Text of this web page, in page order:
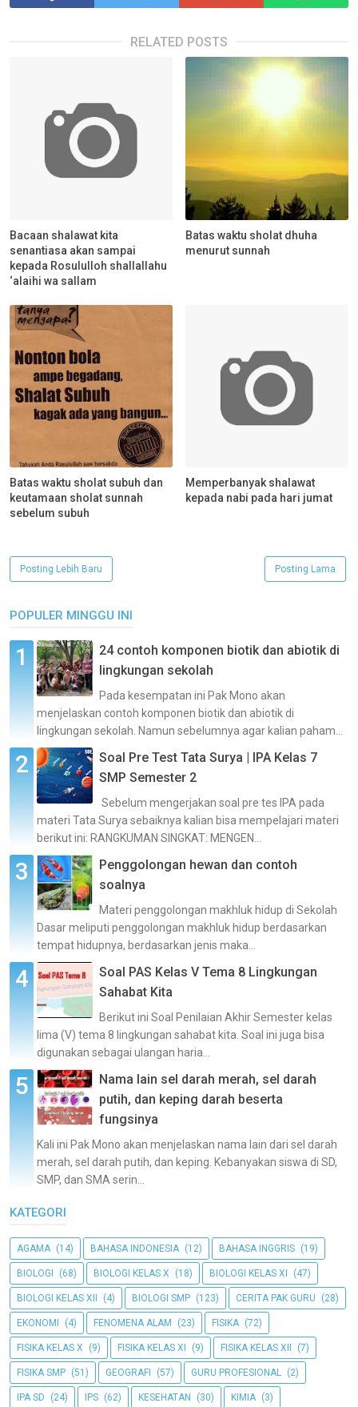
RELATED POSTS
Bacaan shalawat kita
senantiasa akan sampai
kepada Rosululloh shallallahu
‘alaihi wa sallam
Batas waktu sholat dhuha
menurut sunnah
Batas waktu sholat subuh dan
keutamaan sholat sunnah
sebelum subuh
Memperbanyak shalawat
kepada nabi pada hari jumat
Posting Lebih Baru Posting Lama
POPULER MINGGU INI
24 contoh komponen biotik dan abiotik di
lingkungan sekolah
Pada kesempatan ini Pak Mono akan
menjelaskan contoh komponen biotik dan abiotik di
lingkungan sekolah. Namun sebelumnya agar kalian paham...
Soal Pre Test Tata Surya | IPA Kelas 7
SMP Semester 2
Sebelum mengerjakan soal pre tes IPA pada
materi Tata Surya sebaiknya kalian bisa mempelajari materi
berikut ini: RANGKUMAN SINGKAT: MENGEN...
Penggolongan hewan dan contoh
soalnya
Materi penggolongan makhluk hidup di Sekolah
Dasar meliputi penggolongan makhluk hidup berdasarkan
tempat hidupnya, berdasarkan jenis maka...
Soal PAS Kelas V Tema 8 Lingkungan
Sahabat Kita
Berikut ini Soal Penilaian Akhir Semester kelas
lima (V) tema 8 lingkungan sahabat kita. Soal ini juga bisa
digunakan sebagai ulangan haria...
Nama lain sel darah merah, sel darah
putih, dan keping darah beserta
fungsinya
Kali ini Pak Mono akan menjelaskan nama lain dari sel darah
merah, sel darah putih, dan keping. Kebanyakan siswa di SD,
SMP, dan SMA serin...
KATEGORI
AGAMA (14) BAHASA INDONESIA (12) BAHASA INGGRIS (19)
BIOLOGI (68) BIOLOGI KELAS X (18) BIOLOGI KELAS XI (47)
BIOLOGI KELAS XII (4) BIOLOGI SMP (123) CERITA PAK GURU (28)
EKONOMI (4) FENOMENA ALAM (23) FISIKA (72)
FISIKA KELAS X (9) FISIKA KELAS XI (9) FISIKA KELAS XII (7)
FISIKA SMP (51) GEOGRAFI (57) GURU PROFESIONAL (2)
IPA SD (24) IPS (62) KESEHATAN (30) KIMIA (3)